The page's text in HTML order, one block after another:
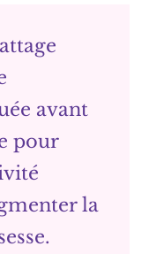
avant
pour
la